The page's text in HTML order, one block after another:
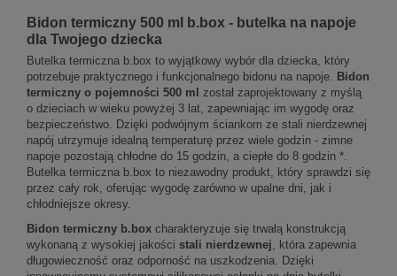
Bidon termiczny 500 ml b.box - butelka na napoje
dla Twojego dziecka
Butelka termiczna b.box to wyjątkowy wybór dla dziecka, który
potrzebuje praktycznego i funkcjonalnego bidonu na napoje. Bidon
termiczny o pojemności 500 ml został zaprojektowany z myślą
o dzieciach w wieku powyżej 3 lat, zapewniając im wygodę oraz
bezpieczeństwo. Dzięki podwójnym ściankom ze stali nierdzewnej
napój utrzymuje idealną temperaturę przez wiele godzin - zimne
napoje pozostają chłodne do 15 godzin, a ciepłe do 8 godzin *.
Butelka termiczna b.box to niezawodny produkt, który sprawdzi się
przez cały rok, oferując wygodę zarówno w upalne dni, jak i
chłodniejsze okresy.
Bidon termiczny b.box charakteryzuje się trwałą konstrukcją
wykonaną z wysokiej jakości stali nierdzewnej, która zapewnia
długowieczność oraz odporność na uszkodzenia. Dzięki